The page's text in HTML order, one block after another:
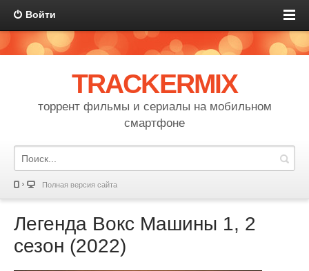
Войти
TRACKERMIX
торрент фильмы и сериалы на мобильном
смартфоне
Полная версия сайта
Легенда Вокс Машины 1, 2
сезон (2022)